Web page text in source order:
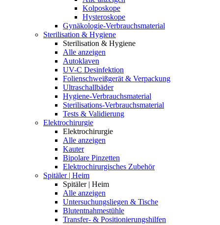
Kolposkope
Hysteroskope
Gynäkologie-Verbrauchsmaterial
Sterilisation & Hygiene
Sterilisation & Hygiene
Alle anzeigen
Autoklaven
UV-C Desinfektion
Folienschweißgerät & Verpackung
Ultraschallbäder
Hygiene-Verbrauchsmaterial
Sterilisations-Verbrauchsmaterial
Tests & Validierung
Elektrochirurgie
Elektrochirurgie
Alle anzeigen
Kauter
Bipolare Pinzetten
Elektrochirurgisches Zubehör
Spitäler | Heim
Spitäler | Heim
Alle anzeigen
Untersuchungsliegen & Tische
Blutentnahmestühle
Transfer- & Positionierungshilfen